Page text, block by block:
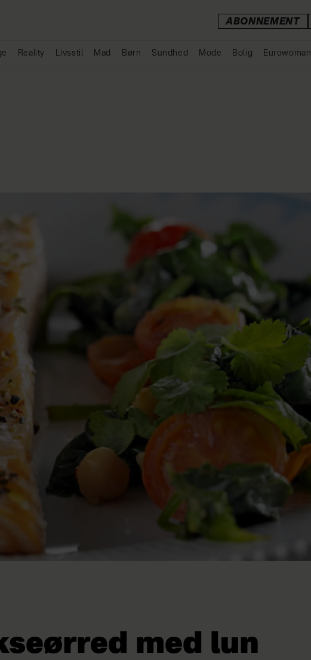
ABONNEMENT
Reality Livsstil Mad Børn Sundhed Mode Bolig Eurowoman
med lun